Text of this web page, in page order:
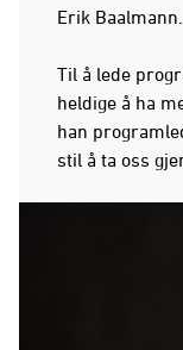
Erik Baalmann.
Til å lede
heldige å ha
han
stil å ta oss